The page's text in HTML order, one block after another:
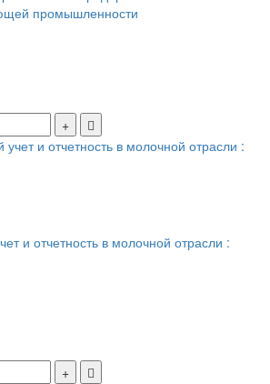
промышленности
и отчетность в молочной отрасли :